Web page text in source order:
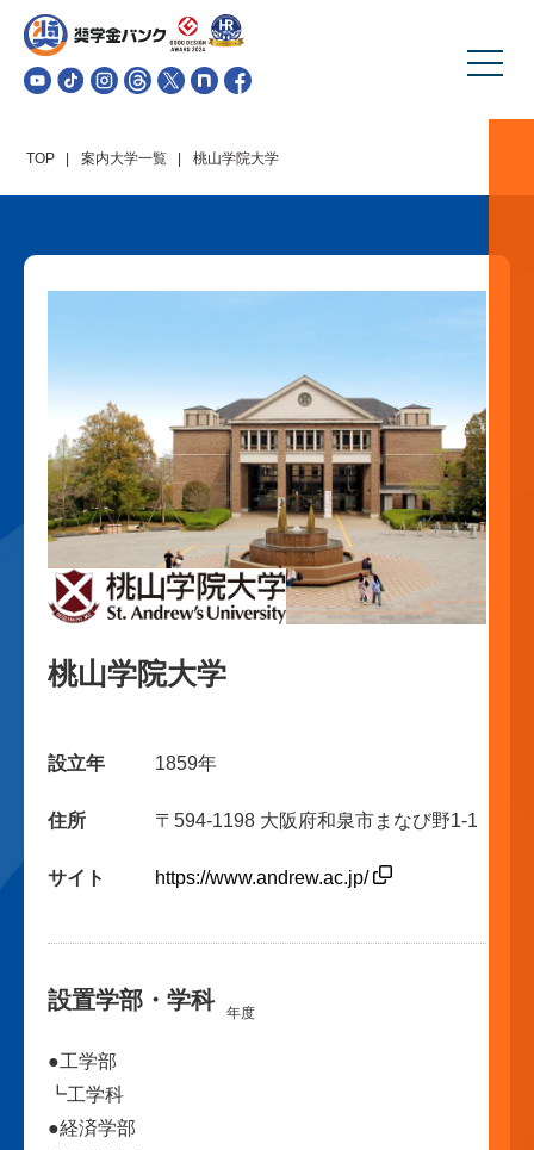
TOP 案内大学一覧 桃山学院大学
桃山学院大学
設立年 1859年
住所 〒594-1198 大阪府和泉市まなび野1-1
サイト https://www.andrew.ac.jp/
設置学部・学科 年度
●工学部
┗工学科
●経済学部